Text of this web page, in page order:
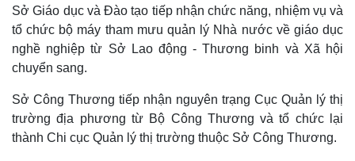
Thể thao
Bóng đá
Ô tô - Xe máy
Ô tô
Sở Giáo dục và Đào tạo tiếp nhận chức năng, nhiệm vụ và
tổ chức bộ máy tham mưu quản lý Nhà nước về giáo dục
nghề nghiệp từ Sở Lao động - Thương binh và Xã hội
chuyển sang.
Sở Công Thương tiếp nhận nguyên trạng Cục Quản lý thị
trường địa phương từ Bộ Công Thương và tổ chức lại
thành Chi cục Quản lý thị trường thuộc Sở Công Thương.